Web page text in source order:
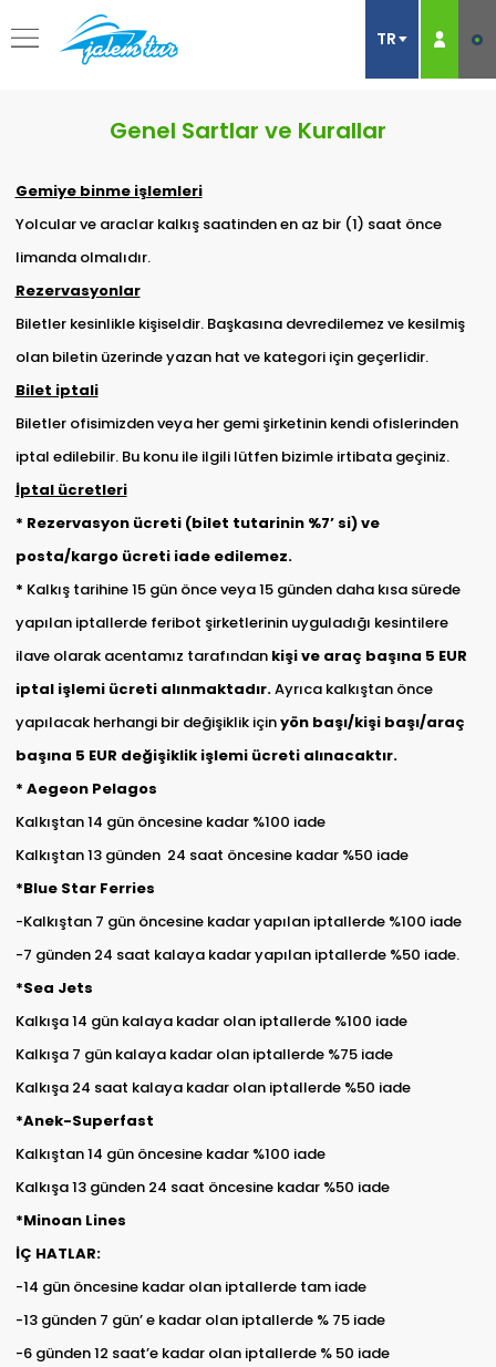
Genel Sartlar ve Kurallar
Gemiye binme işlemleri
Yolcular ve araclar kalkış saatinden en az bir (1) saat önce
limanda olmalıdır.
Rezervasyonlar
Biletler kesinlikle kişiseldir. Başkasına devredilemez ve kesilmiş
olan biletin üzerinde yazan hat ve kategori için geçerlidir.
Bilet iptali
Biletler ofisimizden veya her gemi şirketinin kendi ofislerinden
iptal edilebilir. Bu konu ile ilgili lütfen bizimle irtibata geçiniz.
İptal ücretleri
* Rezervasyon ücreti (bilet tutarinin %7’ si) ve
posta/kargo ücreti iade edilemez.
* Kalkış tarihine 15 gün önce veya 15 günden daha kısa sürede
yapılan iptallerde feribot şirketlerinin uyguladığı kesintilere
ilave olarak acentamız tarafından kişi ve araç başına 5 EUR
iptal işlemi ücreti alınmaktadır.Ayrıca kalkıştan önce
yapılacak herhangi bir değişiklik içinyön başı/kişi başı/araç
başına 5 EUR değişiklik işlemi ücreti alınacaktır.
* Aegeon Pelagos
Kalkıştan 14 gün öncesine kadar %100 iade
Kalkıştan 13 günden 24 saat öncesine kadar %50 iade
*Blue Star Ferries
-Kalkıştan 7 gün öncesine kadar yapılan iptallerde %100 iade
-7 günden 24 saat kalaya kadar yapılan iptallerde %50 iade.
*Sea Jets
Kalkışa 14 gün kalaya kadar olan iptallerde %100 iade
Kalkışa 7 gün kalaya kadar olan iptallerde %75 iade
Kalkışa 24 saat kalaya kadar olan iptallerde %50 iade
*Anek-Superfast
Kalkıştan 14 gün öncesine kadar %100 iade
Kalkışa 13 günden 24 saat öncesine kadar %50 iade
*Minoan Lines
İÇ HATLAR:
-14 gün öncesine kadar olan iptallerde tam iade
-13 günden 7 gün’ e kadar olan iptallerde % 75 iade
-6 günden 12 saat’e kadar olan iptallerde % 50 iade